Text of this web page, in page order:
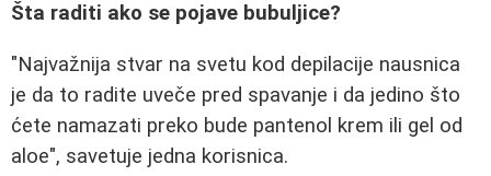
Šta raditi ako se pojave bubuljice?
"Najvažnija stvar na svetu kod depilacije nausnica
je da to radite uveče pred spavanje i da jedino što
ćete namazati preko bude pantenol krem ili gel od
aloe", savetuje jedna korisnica.